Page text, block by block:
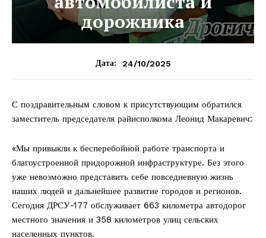
дорожника
Дата: 24/10/2025
С поздравительным словом к присутствующим обратился
заместитель председателя райисполкома Леонид Макаревич:
«Мы привыкли к бесперебойной работе транспорта и
благоустроенной придорожной инфраструктуре. Без этого
уже невозможно представить себе повседневную жизнь
наших людей и дальнейшее развитие городов и регионов.
Сегодня ДРСУ-177 обслуживает 663 километра автодорог
местного значения и 358 километров улиц сельских
населенных пунктов.